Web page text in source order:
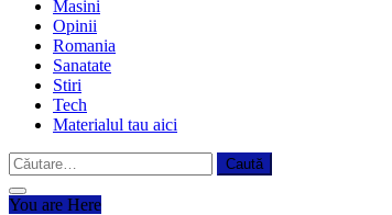
Masini
Opinii
Romania
Sanatate
Stiri
Tech
Materialul tau aici
Caută
după:
You are Here